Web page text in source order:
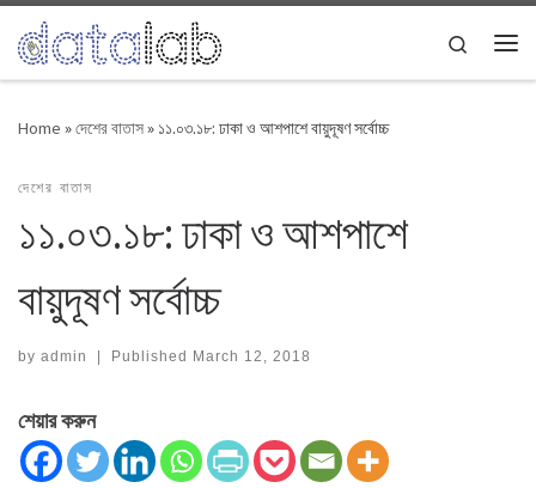
Skip to content
Search
Home »দেশের বাতাস» ১১.০৩.১৮: ঢাকা ও আশপাশে বায়ুদূষণ সর্বোচ্চ
দেশের বাতাস
১১.০৩.১৮: ঢাকা ও আশপাশে
বায়ুদূষণ সর্বোচ্চ
by admin | Published March 12, 2018
শেয়ার করুন